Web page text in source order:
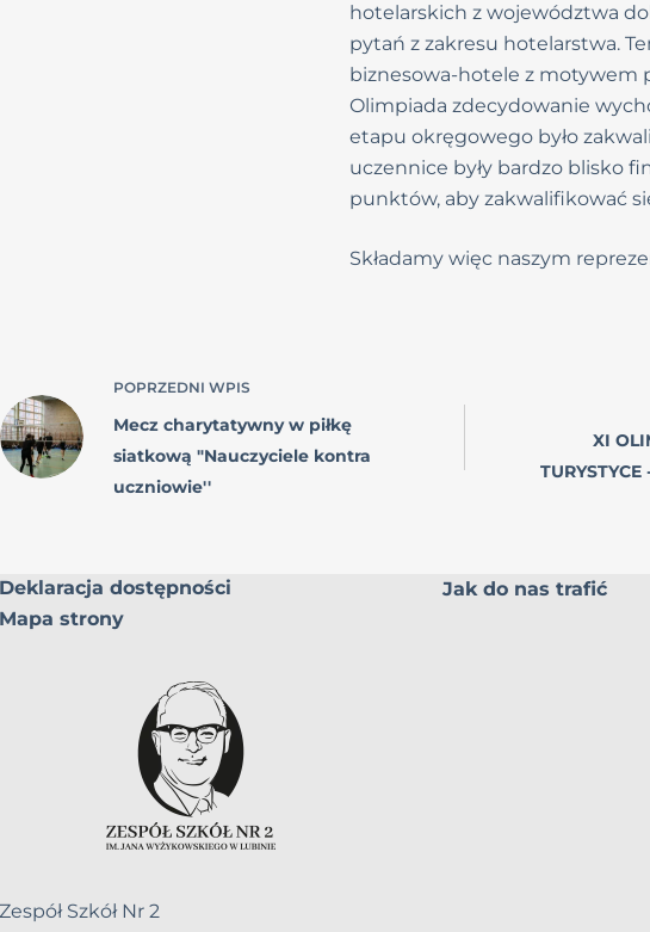
hotelarskich z województwa
pytań z zakresu hotelarstwa.
biznesowa-hotele z motywem
Olimpiada zdecydowanie
etapu okręgowego było
uczennice były bardzo blisko
punktów, aby zakwalifikować
Składamy więc naszym
POPRZEDNI WPIS
Mecz charytatywny w piłkę
siatkową "Nauczyciele kontra
uczniowie''
XI
Deklaracja dostępności
Mapa strony
Zespół Szkół Nr 2
Jak do nas trafić